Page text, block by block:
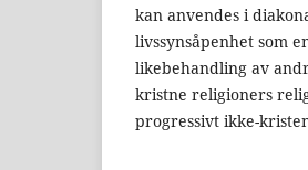
kan anvendes i
livssynsåpenhet som
likebehandling av
kristne religioners
progressivt ikke-